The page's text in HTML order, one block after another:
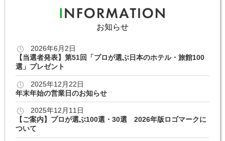
お知らせ
2026年6月2日
【当選者発表】第51回「プロが選ぶ日本のホテル・旅館100
選」プレゼント
2025年12月22日
年末年始の営業日のお知らせ
2025年12月11日
【ご案内】プロが選ぶ100選・30選 2026年版ロゴマークに
ついて